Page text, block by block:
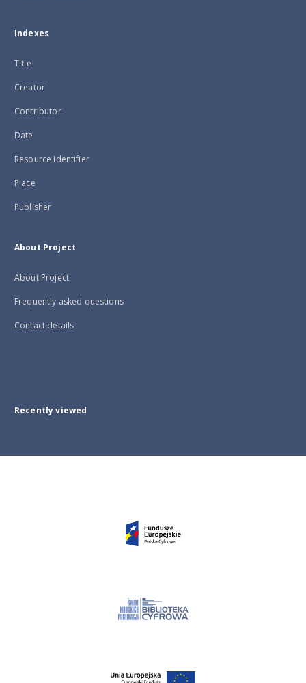
Indexes
Title
Creator
Contributor
Date
Resource Identifier
Place
Publisher
About Project
About Project
Frequently asked questions
Contact details
Recently viewed